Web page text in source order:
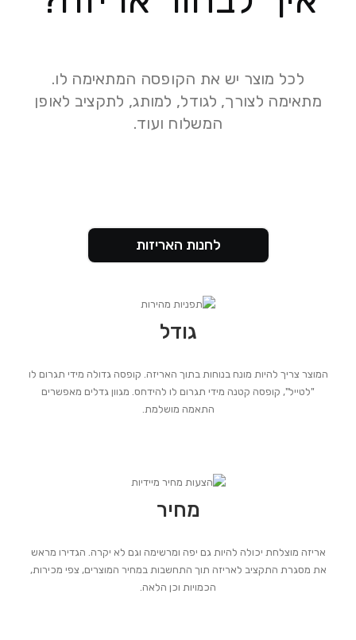
לכל מוצר יש את הקופסה המתאימה לו.
מתאימה לצורך, לגודל, למותג, לתקציב לאופן
המשלוח ועוד.
לחנות האריזות
גודל
המוצר צריך להיות מונח בנוחות בתוך האריזה. קופסה גדולה מידי תגרום לו
"לטייל", קופסה קטנה מידי תגרום לו להידחס. מגוון גדלים מאפשרים
התאמה מושלמת.
מחיר
אריזה מוצלחת יכולה להיות גם יפה ומרשימה וגם לא יקרה. הגדירו מראש
את מסגרת התקציב לאריזה תוך התחשבות במחיר המוצרים, צפי מכירות,
הכמויות וכן הלאה.